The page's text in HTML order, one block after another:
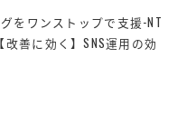
をワンストップで支援-NT
【改善に効く】SNS運用の効